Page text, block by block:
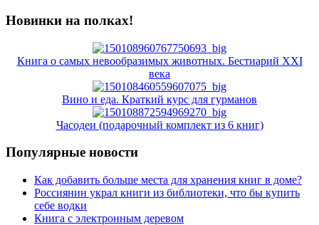
Новинки на полках!
Книга о самых невообразимых животных. Бестиарий XXI
века
Вино и еда. Краткий курс для гурманов
Часодеи (подарочный комплект из 6 книг)
Популярные новости
Как добавить больше места для хранения книг в доме?
Россиянин украл книги из библиотеки, что бы купить
себе водки
Книга с электронным деревом